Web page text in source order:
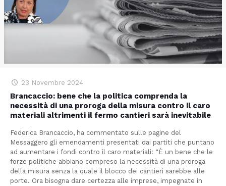
23 Novembre 2024
Brancaccio: bene che la politica comprenda la
necessità di una proroga della misura contro il caro
materiali altrimenti il fermo cantieri sarà inevitabile
Federica Brancaccio, ha commentato sulle pagine del
Messaggero gli emendamenti presentati dai partiti che puntano
ad aumentare i fondi contro il caro materiali: “È un bene che le
forze politiche abbiano compreso la necessità di una proroga
della misura senza la quale il blocco dei cantieri sarebbe alle
porte. Ora bisogna dare certezza alle imprese, impegnate in